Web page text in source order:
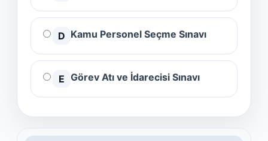
D Kamu Personel Seçme Sınavı
E Görev Atı ve İdarecisi Sınavı